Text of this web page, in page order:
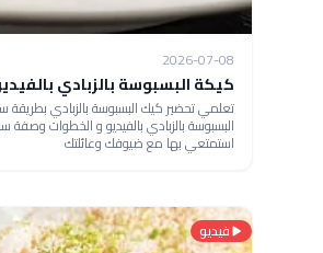
2026-07-08
كيكة البسبوسة بالزبادي
تعلمي تحضير كيك البسبوسة بالزبادي
البسبوسة بالزبادي بالفيديو و الخطوات وصفة
استمتعي بها مع ضيوفك وعائلتك
فيديو